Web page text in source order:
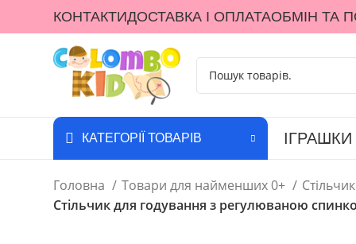
КОНТАКТИДОСТАВКА І ОПЛАТАОБМІН ТА
КАТЕГОРІЇ ТОВАРІВ
Головна Товари для найменших 0+
Стільчик для годування з регулюваною